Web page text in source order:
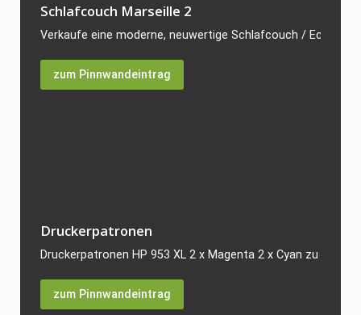
Schlafcouch Marseille 2
Verkaufe eine moderne, neuwertige Schlafcouch / Ecksofa
zum Pinnwandeintrag
Druckerpatronen
Druckerpatronen HP 953 XL 2 x Magenta 2 x Cyan zu
zum Pinnwandeintrag